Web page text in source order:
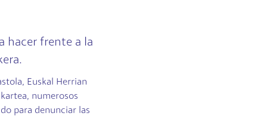
hacer frente a la
Euskal Herrian
numerosos
para denunciar las